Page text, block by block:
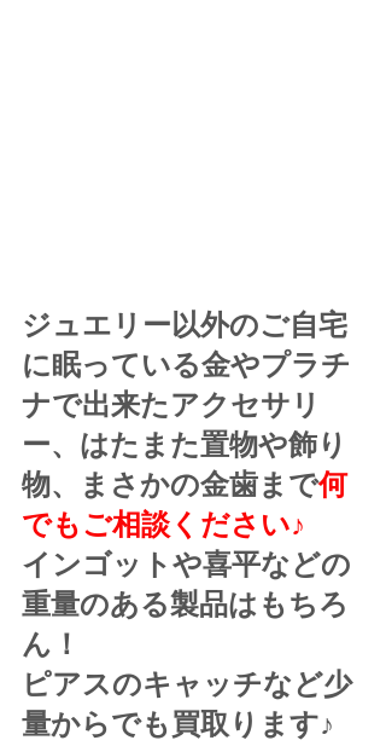
ジュエリー以外のご自宅
に眠っている金やプラチ
ナで出来たアクセサリ
ー、はたまた置物や飾り
物、まさかの金歯まで何
でもご相談ください♪
インゴットや喜平などの
重量のある製品はもちろ
ん！
ピアスのキャッチなど少
量からでも買取ります♪